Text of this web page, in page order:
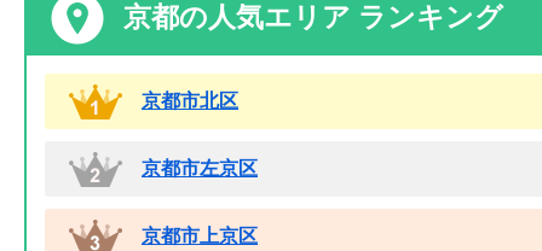
京都の人気エリア ランキング
京都市北区
京都市左京区
京都市上京区